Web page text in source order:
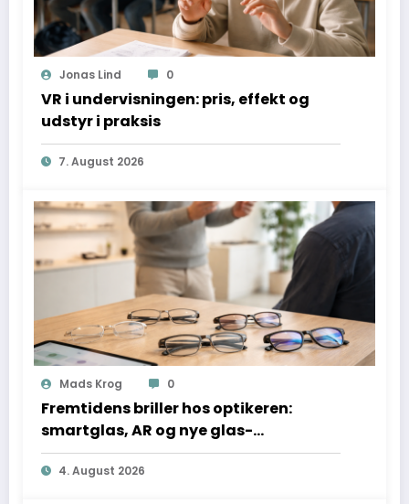
Jonas Lind 0
VR i undervisningen: pris, effekt og
udstyr i praksis
7. August 2026
Mads Krog 0
Fremtidens briller hos optikeren:
smartglas, AR og nye glas-
teknologier forklaret
4. August 2026